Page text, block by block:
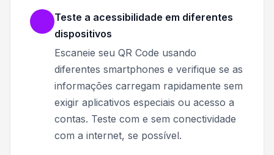
Teste a acessibilidade em diferentes
dispositivos
Escaneie seu QR Code usando
diferentes smartphones e verifique se as
informações carregam rapidamente sem
exigir aplicativos especiais ou acesso a
contas. Teste com e sem conectividade
com a internet, se possível.